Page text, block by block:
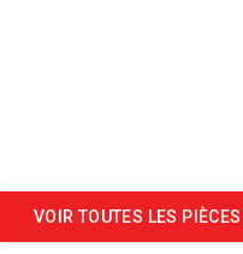
VOIR TOUTES LES PIÈCES